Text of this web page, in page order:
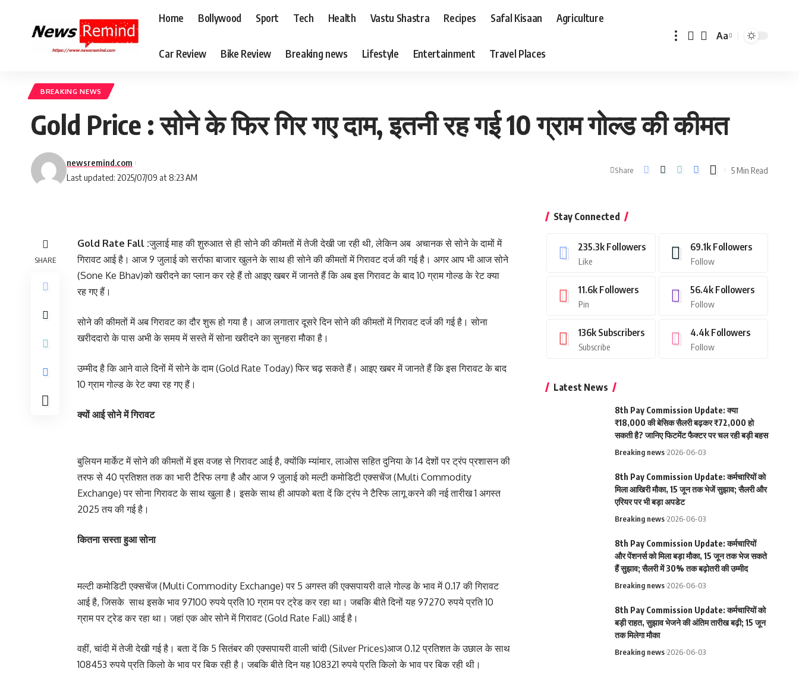
Home Bollywood Sport Tech Health Vastu Shastra Recipes Safal Kisaan Agriculture
Car Review Bike Review Breaking news Lifestyle Entertainment Travel Places
Font
Aa
BREAKING NEWS
Gold Price : सोने के फिर गिर गए दाम, इतनी रह गई 10 ग्राम गोल्ड की कीमत
Last updated: 2025/07/09 at 8:23 AM
newsremind.com
Share 5 Min Read
SHARE
Gold Rate Fall :जुलाई माह की शुरुआत से ही सोने की कीमतों में तेजी देखी जा रही थी, लेकिन अब अचानक से सोने के दामों में
गिरावट आई है। आज 9 जुलाई को सर्राफा बाजार खुलने के साथ ही सोने की कीमतों में गिरावट दर्ज की गई है। अगर आप भी आज सोने
(Sone Ke Bhav)को खरीदने का प्लान कर रहे हैं तो आइए खबर में जानते हैं कि अब इस गिरावट के बाद 10 ग्राम गोल्ड के रेट क्या
रह गए हैं।
सोने की कीमतों में अब गिरावट का दौर शुरू हो गया है। आज लगातार दूसरे दिन सोने की कीमतों में गिरावट दर्ज की गई है। सोना
खरीददारो के पास अभी के समय में सस्ते में सोना खरीदने का सुनहरा मौका है।
उम्मीद है कि आने वाले दिनों में सोने के दाम (Gold Rate Today) फिर चढ़ सकते हैं। आइए खबर में जानते हैं कि इस गिरावट के बाद
10 ग्राम गोल्ड के रेट क्या रह गए हैं।
क्यों आई सोने में गिरावट
बुलियन मार्केट में सोने की कीमतों में इस वजह से गिरावट आई है, क्योंकि म्यांमार, लाओस सहित दुनिया के 14 देशों पर ट्रंप प्रशासन की
तरफ से 40 प्रतिशत तक का भारी टैरिफ लगा है और आज 9 जुलाई को मल्टी कमोडिटी एक्सचेंज (Multi Commodity
Exchange) पर सोना गिरावट के साथ खुला है। इसके साथ ही आपको बता दें कि ट्रंप ने टैरिफ लागू करने की नई तारीख 1 अगस्त
2025 तय की गई है।
कितना सस्ता हुआ सोना
मल्टी कमोडिटी एक्सचेंज (Multi Commodity Exchange) पर 5 अगस्त की एक्सपायरी वाले गोल्ड के भाव में 0.17 की गिरावट
आई है, जिसके साथ इसके भाव 97100 रुपये प्रति 10 ग्राम पर ट्रेड कर रहा था। जबकि बीते दिनों यह 97270 रुपये प्रति 10
ग्राम पर ट्रेड कर रहा था। जहां एक ओर सोने में गिरावट (Gold Rate Fall) आई है।
वहीं, चांदी में तेजी देखी गई है। बता दें कि 5 सितंबर की एक्सपायरी वाली चांदी (Silver Prices)आज 0.12 प्रतिशत के उछाल के साथ
108453 रुपये प्रति किलो के भाव पर बिक रही है। जबकि बीते दिन यह 108321 रुपये प्रति किलो के भाव पर बिक रही थी।
Stay Connected
235.3k Followers
Like
69.1k Followers
Follow
11.6k Followers
Pin
56.4k Followers
Follow
136k Subscribers
Subscribe
4.4k Followers
Follow
Latest News
8th Pay Commission Update: क्या
₹18,000 की बेसिक सैलरी बढ़कर ₹72,000 हो
सकती है? जानिए फिटमेंट फैक्टर पर चल रही बड़ी बहस
Breaking news 2026-06-03
8th Pay Commission Update: कर्मचारियों को
मिला आखिरी मौका, 15 जून तक भेजें सुझाव; सैलरी और
एरियर पर भी बड़ा अपडेट
Breaking news 2026-06-03
8th Pay Commission Update: कर्मचारियों
और पेंशनर्स को मिला बड़ा मौका, 15 जून तक भेज सकते
हैं सुझाव; सैलरी में 30% तक बढ़ोतरी की उम्मीद
Breaking news 2026-06-03
8th Pay Commission Update: कर्मचारियों को
बड़ी राहत, सुझाव भेजने की अंतिम तारीख बढ़ी; 15 जून
तक मिलेगा मौका
Breaking news 2026-06-03